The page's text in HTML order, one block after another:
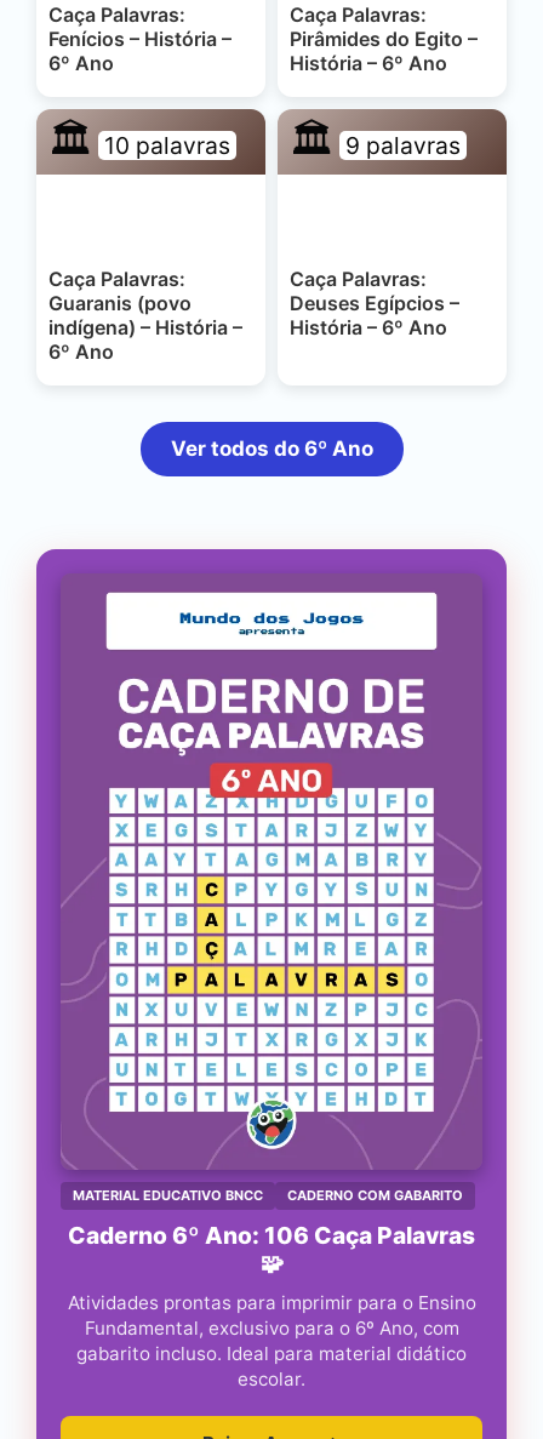
Caça Palavras:
Fenícios – História –
6º Ano
Caça Palavras:
Pirâmides do Egito –
História – 6º Ano
🏛️ 10 palavras
Caça Palavras:
Guaranis (povo
indígena) – História –
6º Ano
🏛️ 9 palavras
Caça Palavras:
Deuses Egípcios –
História – 6º Ano
Ver todos do 6º Ano
MATERIAL EDUCATIVO BNCC CADERNO COM GABARITO
Caderno 6º Ano: 106 Caça Palavras
🧩
Atividades prontas para imprimir para o Ensino
Fundamental, exclusivo para o 6º Ano, com
gabarito incluso. Ideal para material didático
escolar.